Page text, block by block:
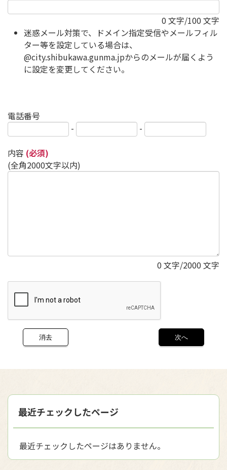
0 文字/100 文字
迷惑メール対策で、ドメイン指定受信やメールフィル
ター等を設定している場合は、
@city.shibukawa.gunma.jpからのメールが届くよう
に設定を変更してください。
電話番号
-
-
内容 (必須)
(全角2000文字以内)
0 文字/2000 文字
最近チェックしたページ
最近チェックしたページはありません。